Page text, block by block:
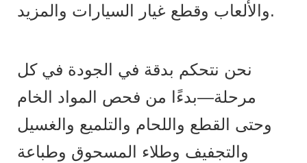
والألعاب وقطع غيار السيارات والمزيد.
نحن نتحكم بدقة في الجودة في كل
مرحلة—بدءًا من فحص المواد الخام
وحتى القطع واللحام والتلميع والغسيل
والتجفيف وطلاء المسحوق وطباعة